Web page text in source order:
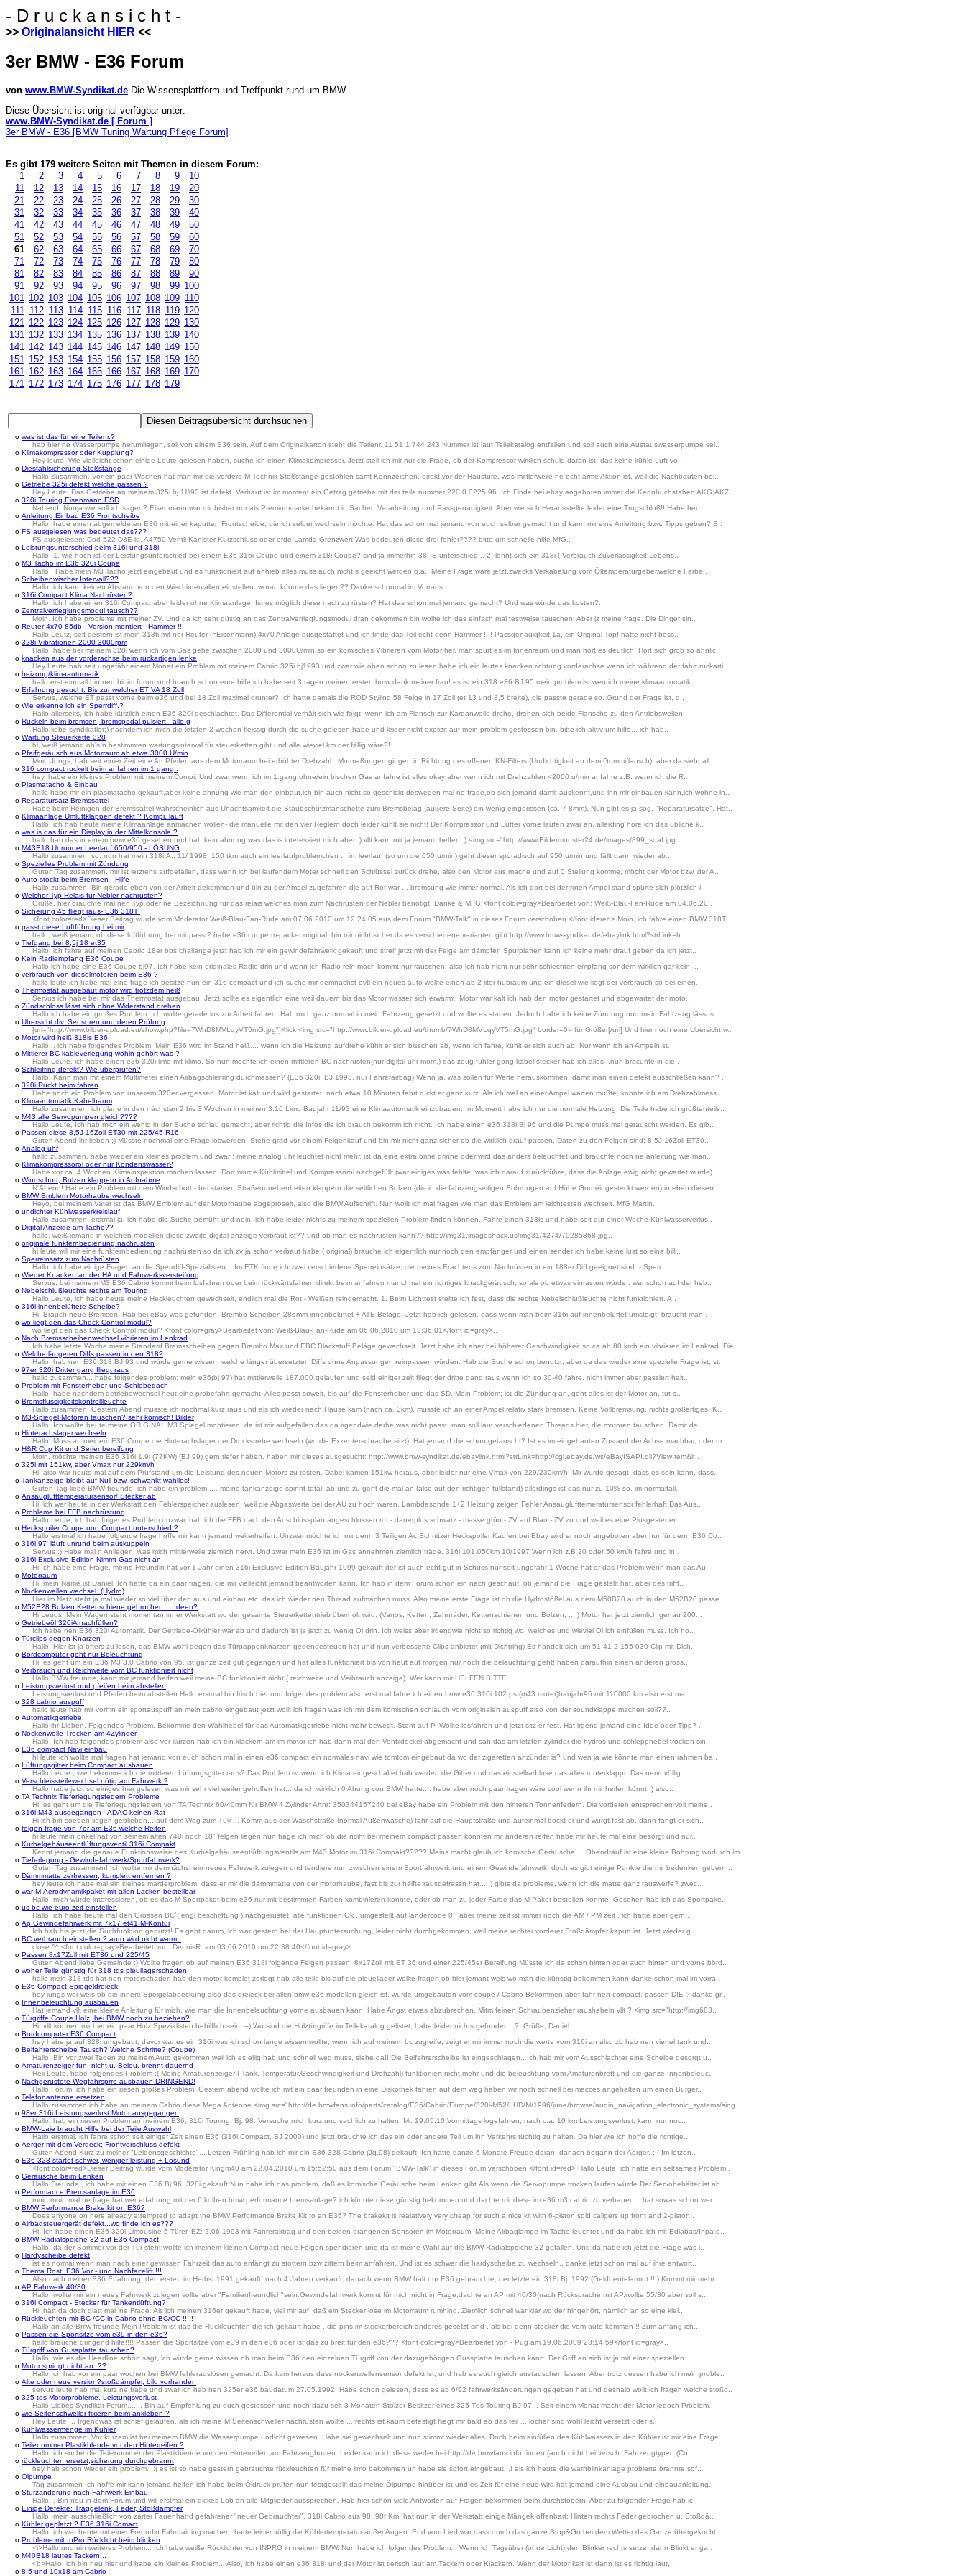
- D r u c k a n s i c h t -
>> Originalansicht HIER <<
3er BMW - E36 Forum
von www.BMW-Syndikat.de Die Wissensplattform und Treffpunkt rund um BMW
Diese Übersicht ist original verfügbar unter:
www.BMW-Syndikat.de [ Forum ]
3er BMW - E36 [BMW Tuning Wartung Pflege Forum]
==========================================================
Es gibt 179 weitere Seiten mit Themen in diesem Forum:
1
2 3 4 5 6 7 8 9
10
11
12 13 14 15 16 17 18 19
20
21
22 23 24 25 26 27 28 29
30
31
32 33 34 35 36 37 38 39
40
41
42 43 44 45 46 47 48 49
50
51
52 53 54 55 56 57 58 59
60
61
62 63 64 65 66 67 68 69
70
71
72 73 74 75 76 77 78 79
80
81
82 83 84 85 86 87 88 89
90
91
92 93 94 95 96 97 98 99 100
101 102 103 104 105 106 107 108 109 110
111 112 113 114 115 116 117 118 119 120
121 122 123 124 125 126 127 128 129 130
131 132 133 134 135 136 137 138 139 140
141 142 143 144 145 146 147 148 149 150
151 152 153 154 155 156 157 158 159 160
161 162 163 164 165 166 167 168 169 170
171 172 173 174 175 176 177 178 179
o was ist das für eine Teilenr.?
hab hier ne Wasserpumpe herumliegen, soll von einem E36 sein. Auf dem Originalkarton steht die Teilenr. 11 51 1 744 243 Nummer ist laut Teilekatalog entfallen und soll auch eine Austauswasserpumpe sei..
o Klimakompressor oder Kupplung?
Hey leute, Wie vielleicht schon einige Leute gelesen haben, suche ich einen Klimakompressor. Jetzt stell ich mir nur die Frage, ob der Kompressor wirklich schuld daran ist, das keine kühle Luft vo..
o Diestahlsicherung Stoßstange
Hallo Zusammen, Vor ein paar Wochen hat man mir die vordere M-Technik Stoßstange gestohlen samt Kennzeichen, direkt vor der Haustüre, was mittlerweile ne echt arme Aktion ist, weil die Nachbauten bei..
o Getriebe 325i defekt welche passen ?
Hey Leute, Das Getriebe an meinem 325i bj 11\93 ist defekt. Verbaut ist im moment ein Getrag getriebe mit der teile nummer 220,0,0225,96 .Ich Finde bei ebay angeboten immer die Kennbuchstaben AKG,AKZ..
o 320i Touring Eisenmann ESD
Nabend, Nunja wie soll ich sagen? Eisenmann war mir bisher nur als Premiummarke bekannt in Sachen Verarbeitung und Passgenauigkeit. Aber wie sich Herausstellte leider eine Trugschluß!! Habe heu..
o Anleitung Einbau E36 Frontscheibe
Hallo, habe einen abgemeldeten E36 mit einer kaputten Frontscheibe, die ich selber wechseln möchte. Hat das schon mal jemand von euch selber gemacht und kann mir eine Anleitung bzw. Tipps geben? E..
o FS ausgelesen was bedeutet das???
FS ausgelesen: Cod 522 D3E id. A4750 Ventil Kanister Kurzschluss oder erde Lamda Grenzwert Was bedeuten diese drei fehler???? bitte um schnelle hilfe MfG..
o Leistungsunterschied beim 316i und 318i
Hallo! 1. wie hoch ist der Leistungsunterschied bei einem E36 316i Coupe und einem 318i Coupe? sind ja immerhin 38PS unterschied... 2. lohnt sich ein 318i ( Verbrauch,Zuverlässigkeit,Lebens..
o M3 Tacho im E36 320i Coupe
Hallo!! Habe mein M3 Tacho jetzt eingebaut und es funktioniert auf anhieb alles,muss auch nicht´s geeicht werden o.ä.. Meine Frage wäre jetzt,zwecks Verkabelung vom Öltemperaturgeber,welche Farbe..
o Scheibenwischer Intervall???
Hallo, ich kann keinen Abstand von den Wischintervallen einstellen. woran könnte das liegen?? Danke schonmal im Vorraus.. ..
o 316i Compact Klima Nachrüsten?
Hallo, ich habe einen 316i Compact aber leider ohne Klimaanlage. Ist es möglich diese nach zu rüsten? Hat das schon mal jemand gemacht? Und was würde das kosten?..
o Zentralverrieglungsmodul tausch??
Moin. Ich habe probleme mit meiner ZV. Und da ich sehr güstig an das Zentralverrieglungsmodul dran gekommen bin wollte ich das einfach mal testweise tauschen. Aber jz meine frage. Die Dinger sin..
o Reuter 4x70 85db - Version montiert - Hammer !!!
Hallo Leutz, seit gestern ist mein 318ti mit ner Reuter (=Eisenmann) 4x70 Anlage ausgestattet und ich finde das Teil echt denn Hammer !!!! Passgenauigkeit 1a, ein Original Topf hätte nicht bess..
o 328i Vibrationen 2000-3000rpm
Hallo, habe bei meinem 328i wenn ich vom Gas gehe zwischen 2000 und 3000U/min so ein komisches Vibrieren vom Motor her, man spürt es im Innenraum und man hört es deutlich. Hört sich grob so ähnlic..
o knacken aus der vorderachse beim ruckartigen lenke
Hey Leute hab seit ungefähr einem Monat ein Problem mit meinem Cabrio 325i bj1993 und zwar wie oben schon zu lesen habe ich ein lautes knacken richtung vorderachse wenn ich während der fahrt ruckarti..
o heizung/klimaautomatik
hallo erst einmall bin neu hir im forum und brauch schon eure hilfe ich habe seit 3 tagen meinen ersten bmw dank meiner frau! es ist ein 318 e36 BJ 95 mein problem ist wen ich meine klimaautomatik..
o Erfahrung gesucht: Bis zur welcher ET VA 18 Zoll
Servus, welche ET passt vorne beim e36 und bei 18 Zoll maximal drunter? Ich hatte damals die ROD Styling 58 Felge in 17 Zoll (et 13 und 8,5 breite), die passte gerade so. Grund der Frage ist, d..
o Wie erkenne ich ein Sperrdiff.?
Hallo allerseits, ich habe kürzlich einen E36 320i geschlachtet. Das Differential verhält sich wie folgt: wenn ich am Flansch zur Kardanwelle drehe, drehen sich beide Flansche zu den Antriebswellen..
o Ruckeln beim bremsen, bremspedal pulsiert - alle g
Hallo liebe syndikatler:) nachdem ich mich die letzten 2 wochen fleissig durch die suche gelesen habe und leider nicht explizit auf mein problem gestossen bin, bitte ich aktiv um hilfe... ich hab..
o Wartung Steuerkette 328
hi, weiß jemand ob's n bestimmten wartungsinterval für steuerketten gibt und alle wieviel km der fällig wäre?!..
o Pfeifgeräusch aus Motorraum ab etwa 3000 U/min
Moin Jungs, hab seit einier Zeit eine Art Pfeifen aus dem Motorraum bei erhöhter Drehzahl...Mutmaßungen gingen in Richtung des offenen KN-Filters (Undichtigkeit an dem Gummiflansch), aber da sieht all..
o 316 compact ruckelt beim anfahren im 1 gang..
hey, habe ein kleines Problem mit meinem Compi. Und zwar wenn ich im 1.gang ohne/ein bischen Gas anfahre ist alles okay aber wenn ich mit Drehzahlen <2000 u/min anfahre z.B. wenn ich die R..
o Plasmatacho & Einbau
hallo habe mir ein plasmatacho gekauft,aber keine ahnung wie man den einbaut,ich bin auch nicht so geschickt,deswegen mal ne frage,ob sich jemand damit auskennt,und ihn mir einbauen kann,ich wohne in..
o Reparatursatz Bremssattel
Habe beim Reinigen der Bremssättel wahrscheinlich aus Unachtsamkeit die Staubschutzmanschette zum Bremsbelag (äußere Seite) ein wenig eingerissen (ca. 7-8mm). Nun gibt es ja sog. "Reparatursätze". Hat..
o Klimaanlage Umluftklappen defekt ? Kompr. läuft
Hallo, ich hab heute meine Klimaanlage anmachen wollen- die manuelle mit den vier Reglern doch leider kühlt sie nicht! Der Kompressor und Lüfter vorne laufen zwar an, allerding höre ich das übliche k..
o was is das für ein Display in der Mittelkonsole ?
hallo hab das in einem bmw e36 gesehen und hab kein ahnung was das is interessiert mich aber :) vllt kann mir ja jemand helfen :) <img src="http://www.Bildermonster24.de/images/899_sdaf.jpg..
o M43B18 Unrunder Leerlauf 650/950 - LÖSUNG
Hallo zusammen, so, nun hat mein 318i.A., 11/ 1998, 150 tkm auch ein leerlaufproblemchen ... im leerlauf (so um die 650 u/min) geht dieser sporadisch auf 950 u/min und fällt dann wieder ab..
o Spezielles Problem mit Zündung
Guten Tag zusammen, mir ist letztens aufgefallen, dass wenn ich bei laufendem Moter schnell den Schlüssel zurück drehe, also den Motor aus mache und auf 0 Stellung komme, möcht der Motor bzw. der A..
o Auto stockt beim Bremsen - Hilfe
Hallo zusammen! Bin gerade eben von der Arbeit gekommen und bin zu der Ampel zugefahren die auf Rot war ... bremsung wie immer normal. Als ich dort bei der roten Ampel stand spürte sich plötzlich i..
o Welcher Typ Relais für Nebler nachrüsten?
Grüße, hier bräuchte mal nen Typ oder ne Bezeichnung für das relais welches man zum Nachrüsten der Nebler benötigt. Danke & MFG <font color=gray>Bearbeitet von: Weiß-Blau-Fan-Rude am 04.06.20..
o Sicherung 45 fliegt raus- E36 318TI
<font color=red>Dieser Beitrag wurde vom Moderator Weiß-Blau-Fan-Rude am 07.06.2010 um 12:24:05 aus dem Forum "BMW-Talk" in dieses Forum verschoben.</font id=red> Moin, ich fahre einen BMW 318TI..
o passt diese Luftführung bei mir
hallo, weiß jemand ob diese luftführung bei mir passt? habe e36 coupe m-packet original, bin mir nicht sicher da es verschiedene varianten gibt http://www.bmw-syndikat.de/ebaylink.html?strLink=h..
o Tiefgang bei 8,5j 18 et35
Hallo, ich fahre auf meinen Cabrio 18er bbs challange jetzt hab ich mir ein gewindefahrwerk gekauft und streif jetzt mit der Felge am dämpfer! Spurplatten kann ich keine mehr drauf geben da ich jetzt..
o Kein Radiempfang E36 Coupe
Hallo ich habe eine E36 Coupe bj97. Ich habe kein originales Radio drin und wenn ich Radio rein mach kommt nur rauschen, also ich hab nicht nur sehr schlechten empfang sondern wirklich gar kein. ..
o verbrauch von dieselmotoren beim E36 ?
hallo leute ich habe mal eine frage ich besitze nun ein 316 compact und ich suche mir demnächst evtl ein neues auto wollte einen ab 2 liter hubraum und ein diesel wie liegt der verbrauch so bei einen..
o Thermostat ausgebaut motor wird trotzdem heiß
Servus ich habe bei mir das Thermostat ausgebau. Jetzt sollte es eigentlich eine weil dauern bis das Motor wasser sich erwärmt. Motor war kalt ich hab den motor gestartet und abgewartet der moto..
o Zündschloss lässt sich ohne Widerstand drehen
Hallo ich habe ein großes Problem. Ich wollte gerade los zur Arbeit fahren. Hab mich ganz normal in mein Fahrzeug gesetzt und wollte es starten. Jedoch habe ich keine Zündung und mein Fahrzeug lässt s..
o Übersicht div. Sensoren und deren Prüfung
[url="http://www.bilder-upload.eu/show.php?file=7WhD8MVLqyVT5mG.jpg"]Klick <img src="http://www.bilder-upload.eu/thumb/7WhD8MVLqyVT5mG.jpg" border=0> für Größer[/url] Und hier noch eine Übersicht w..
o Motor wird heiß 318is E36
Hallo... ich habe folgendes Problem: Mein E36 wird im Stand heiß.... wenn ich die Heizung aufdrehe kühlt er sich bisschen ab, wenn ich fahre, kühlt er sich auch ab. Nur wenn ich an Ampeln st..
o Mittlerer BC kableverlegung wohin gehört was ?
Hallo Leute, ich habe einen e36 320i limo mit klimo. So nun möchte ich einen mittleren BC nachrüsten(nur digital uhr mom.) das zeug fühler gong kabel stecker hab ich alles ..nun bräcuhte in die..
o Schleifring defekt? Wie überprüfen?
Hallo! Kann man mit einem Multimeter einen Airbagschleifring durchmessen? (E36 320i, BJ 1993, nur Fahrerairbag) Wenn ja, was sollen für Werte herauskommen, damit man einen defekt ausschließen kann? ..
o 320i Ruckt beim fahren
Habe noch ein Problem von unserem 320er vergessen. Motor ist kalt und wird gestartet, nach etwa 10 Minuten fahrt ruckt er ganz kurz. Als ich mal an einer Ampel warten mußte, konnte ich am Drehzahlmess..
o Klimaautomatik Kabelbaum
Hallo zusammen, ich plane in den nächsten 2 bis 3 Wochen in meinen 3.16 Limo Baujahr 11/93 eine Klimaautomatik einzubauen. Im Moment habe ich nur die normale Heizung. Die Teile habe ich größtenteils..
o M43 alle Servopumpen gleich????
Hallo Leute, Ich hab mich ein wenig in der Suche schlau gemacht, aber richtig die Infos die ich brauch bekomm ich nicht. Ich habe einen e36 318i Bj 96 und die Pumpe muss mal getauscht werden. Es gib..
o Passen diese 8,5J 16Zoll ET30 mit 225/45 R16
Guten Abend ihr lieben ;) Müsste nochmal eine Frage loswerden. Stehe grad vor einem Felgenkauf und bin mir nicht ganz sicher ob die wirklich drauf passen. Daten zu den Felgen sind: 8,5J 16Zoll ET30..
o Analog uhr
hallo zusammen, habe wieder ein kleines problem und zwar : meine analog uhr leuchtet nicht mehr. ist da eine extra brine drinne oder wird das anders beleuchtet und bräuchte noch ne anleitung wie man..
o Klimakompressoröl oder nur Kondenswasser?
Hatte vor ca. 4 Wochen Klimainspektion machen lassen. Dort wurde Kühlmittel und Kompressoröl nachgefüllt (war einiges was fehlte, was ich darauf zurückführe, dass die Anlage ewig nicht gewartet wurde)..
o Windschott, Bolzen klappern in Aufnahme
N'Abend! Habe ein Problem mit dem Windschott - bei starken Straßenunebenheiten klappern die seitlichen Bolzen (die in die fahrzeugseitigen Bohrungen auf Höhe Gurt eingesteckt werden) in eben diesen..
o BMW Emblem Motorhaube wechseln
Heyo, bei meinem Vater ist das BMW Emblem auf der Motorhaube abgepröselt, also die BMW Aufschrift. Nun wollt ich mal fragen wie man das Emblem am leichtesten wechselt. MfG Martin..
o undichter Kühlwasserkreislauf
Hallo zusammen, erstmal ja, ich habe die Suche bemüht und nein, ich habe leider nichts zu meinem speziellen Problem finden können. Fahre einen 318is und habe seit gut einer Woche Kühlwasserverlus..
o Digital Anzeige am Tacho??
hallo, weiß jemand in welchen modellen diese zweite digital anzeige verbraut ist?? und ob man es nachrüsten kann?? http://img31.imageshack.us/img31/4274/70285368.jpg..
o originale funkfernbedienung nachrüsten
hi leute will mir eine funkfernbedienung nachrüsten so da ich zv ja schon verbaut habe ( original) brauche ich eigentlich nur noch den empfänger und einen sender ich habe keine lust so eine billi..
o Sperreinsatz zum Nachrüsten
Hallo, ich habe einige Fragen an die Sperrdiff-Spezialisten... Im ETK finde ich zwei verschiedene Sperreinsätze, die meines Erachtens zum Nachrüsten in ein 188er Diff geeignet sind: - Sperr..
o Wieder Knacken an der HA und Fahrwerksversteifung
Servus, bei meinem M3 E36 Cabrio kommt beim losfahren oder beim rückwärtsfahren direkt beim anfahren manchmal ein richtiges knackgeräusch, so als ob etwas einrasten würde.. war schon auf der heb..
o Nebelschlußleuchte rechts am Touring
Hallo Leute, ich habe heute meine Heckleuchten gewechselt, endlich mal die Rot - Weißen reingemacht. 1. Beim Lichttest stellte ich fest, dass die rechte Nebelschlußleuchte nicht funktioniert. A..
o 316i innenbelüftete Scheibe?
Hi. Brauch neue Bremsen. Hab bei eBay was gefunden. Brembo Scheiben 286mm innenbelüftet + ATE Beläge. Jetzt hab ich gelesen, dass wenn man beim 316i auf innenbelüftet umsteigt, braucht man..
o wo liegt den das Check Control modul?
wo liegt den das Check Control modul? <font color=gray>Bearbeitet von: Weiß-Blau-Fan-Rude am 06.06.2010 um 13:36:01</font id=gray>..
o Nach Bremsscheibenwechsel vibrieren im Lenkrad
Ich habe letzte Woche meine Standard Bremsscheiben gegen Brembo Max und EBC Blackstuff Beläge gewechselt. Jetzt habe ich aber bei höherer Geschwindigkeit so ca ab 80 kmh ein vibrieren im Lenkrad. Die..
o Welche längeren Diffs passen in den 318?
Hallo, hab nen E36 318 BJ 93 und würde gerne wissen, welche länger übersetzten Diffs ohne Anpassungen reinpassen würden. Hab die Suche schon benutzt, aber da das wieder eine spezielle Frage ist, st..
o 97er 320i Dritter gang fliegt raus
hallo zusammen... habe folgendes problem: mein e36(bj 97) hat mittlerweile 187.000 gelaufen und seid einiger zeit fliegt der dritte gang raus wenn ich so 30-40 fahre. nicht immer aber passiert halt..
o Problem mit Fensterheber und Schiebedach
Hallo, habe nachdem getriebewechsel heut eine probefahrt gemacht. Alles passt soweit, bis auf die Fensterheber und das SD. Mein Problem: ist die Zündung an, geht alles ist der Motor an, tut s..
o Bremsflüssigkeitskontrollleuchte
Hallo zusammen. Gestern Abend musste ich nochmal kurz raus und als ich wieder nach Hause kam (nach ca. 3km), musste ich an einer Ampel relativ stark bremsen. Keine Vollbremsung, nichts großartiges. K..
o M3-Spiegel Motoren tauschen? sehr komisch! Bilder
Hallo! Ich wollte heute meine ORIGINAL M3 Spiegel montieren, da ist mir aufgefallen das da irgendwie derbe was nicht passt. man soll laut verschiedenen Threads hier, die motoren tauschen. Damit de..
o Hinterachslager wechseln
Hallo! Muss an meinem E36 Coupe die Hinterachslager der Druckstrebe wechseln (wo die Exzenterschraube sitzt)! Hat jemand die schon getauscht? Ist es im eingebauten Zustand der Achse machbar, oder m..
o H&R Cup Kit und Serienbereifung
Moin, möchte meinen E36 316i 1.9l (77KW) (BJ 99) gern tiefer haben. haben mir dieses ausgesucht: http://www.bmw-syndikat.de/ebaylink.html?strLink=http://cgi.ebay.de/ws/eBayISAPI.dll?ViewItem&it..
o 325i mit 151kw, aber Vmax nur 229km/h
Hi, also war heute mal auf dem Prüfstand um die Leistung des neuen Motors zu testen. Dabei kamen 151kw heraus, aber leider nur eine Vmax von 229/230km/h. Mir wurde gesagt, dass es sein kann, dass..
o Tankanzeige bleibt auf Null bzw. schwankt wahllos!
Guten Tag liebe BMW freunde, ich habe ein problem..... meine tankanzeige spinnt total. ab und zu geht die mal an (also auf den richtigen füllstand) allerdings ist das nur zu 10% so. im normalfall..
o Ansauglufttemperatursensor/ Stecker ab
Hi, ich war heute in der Werkstatt den Fehlerspeicher auslesen, weil die Abgaswerte bei der AU zu hoch waren. Lambdasonde 1+2 Heizung zeigen Fehler Ansauglufttemeratursensor fehlerhaft Das Aus..
o Probleme bei FFB nachrüstung
Hallo Leute, ich hab folgenes Problem unzwar, hab ich die FFB nach den Anschlussplan angeschlossen rot - dauerplus schwarz - masse grün - ZV auf Blau - ZV zu und weil es eine Plusgesteuer..
o Heckspoiler Coupe und Compact unterschied ?
Hallo erstmal ich habe folgende frage hoffe mir kann jemand weiterhelfen. Unzwar möchte ich mir denn 3 Teiligen Ac Schnitzer Heckspoiler Kaufen bei Ebay wird er noch angeboten aber nur für denn E36 Co..
o 316i 97' läuft unrund beim auskuppeln
Servus :) Habe mal n Anliegen, was mich mittlerweile ziemlich nervt. Und zwar mein E36 ist im Gas annehmen ziemlich träge. 316i 101.050km 10/1997 Wenn ich z.B 20 oder 50 km/h fahre und in..
o 316i Exclusive Edition Nimmt Gas nicht an
Hi Ich habe eine Frage, meine Freundin hat vor 1 Jahr einen 316i Exclusive Edition Baujahr 1999 gekauft der ist auch echt gut in Schuss nur seit ungefähr 1 Woche hat er das Problem wenn man das Au..
o Motorraum
Hi, mein Name ist Daniel. Ich hätte da ein paar fragen, die mir vielleicht jemand beantworten kann. Ich hab in dem Forum schon ein nach geschaut, ob jemand die Frage gestellt hat, aber des trifft..
o Nockenwellen wechsel. (Hydro)
Hier im Netz steht ja mal wieder so viel über den aus und einbau etc. das ich wieder nen Thread aufmachen muss. Also meine erste Frage ist ob die Hydrostößel aus dem M50B20 auch in den M52B20 passe..
o M52B28 Bolzen Kettenschiene gebrochen ... Ideen?
Hi Leuds! Mein Wagen steht momentan inner Werkstatt wo der gesamte Steuerkettentrieb überholt wird. (Vanos, Ketten, Zahnräder, Kettenschienen und Bolzen, ... ) Motor hat jetzt ziemlich genau 200...
o Getriebeöl 320iA nachfüllen?
Ich habe nen E36 320i Automatik. Der Getriebe-Ölkühler war ab und dadurch ist ja jetzt zu wenig Öl drin. Ich weiss aber irgendwie nicht so richtig wo, welches und wieviel Öl ich einfüllen muss. Ich ho..
o Türclips gegen Knarzen
Hallo, Hier ist ja öfters zu lesen, das BMW wohl gegen das Türpappenknarzen gegengesteuert hat und nun verbesserte Clips anbietet (mit Dichtring) Es handelt sich um 51 41 2 155 030 Clip mit Dich..
o Bordcomputer geht nur Beleuchtung
Hi, es geht um ein E36 M3 3,0 Cabrio von 95. ist ganze zeit gut gegangen und hat alles funktioniert bis von heut auf morgen nur noch die beleuchtung geht! haben daraufhin einen anderen gross..
o Verbrauch und Reichweite vom BC funktioniert nicht
Hallo BMW freunde, kann mir jemand helfen weil meine BC funktioniert nicht ( reichweite und Verbrauch anzeige). Wer kann mir HELFEN BITTE...
o Leistungsverlust und pfeifen beim abstellen
Leistungsverlust und Pfeifen beim abstellen Hallo erstmal bin frisch hier und folgendes problem also erst mal fahre ich einen bmw e36 316i 102 ps (m43 moter)baujahr96 mit 110000 km also erst ma..
o 328 cabrio auspuff
hallo leute hab mir vorhin ein sportauspuff an mein cabrio eingebaut jetzt wollt ich fragen was ich mit dem komischen schlauch vom originalen auspuff also von der soundklappe machen soll??..
o Automatikgetriebe
Hallo ihr Lieben. Folgendes Problem. Bekomme den Wahlhebel für das Automatikgetriebe nicht mehr bewegt. Steht auf P. Wollte losfahren und jetzt sitz er fest. Hat irgend jemand eine Idee oder Tipp? ..
o Nockenwelle Trocken am 4Zylinder
Hallo, Ich hab folgendes problem also vor kurzen hab ich ein klackern am im motor ich hab dann mal den Ventildeckel abgemacht und sah das am letzten zylinder die hydros und schlepphebel trocken sin..
o E36 compact Navi einbau
hi leute ich wollte mal fragen hat jemand von euch schon mal in einen e36 compact ein normales navi wie tomtom eingebaut da wo der zigaretten anzünder is? und wen ja wie könnte man einen rahmen ba..
o Lüftungsgitter beim Compact ausbauen
Hallo Leute , wie bekomme ich die mittleren Lüftungsgitter raus? Das Problem ist wenn ich Klima eingeschaltet hab werden die Gitter und das einstellrad lose das alles runterklappt. Das nervt völlig...
o Verschleissteilewechsel nötig am Fahrwerk ?
Hallo habe jetzt so einiges hier gelesen was mir sehr viel weiter geholfen hat... da ich wirklich 0 Ahung von BMW hatte.... habe aber noch paar fragen wäre cool wenn ihr mir helfen könnt ;) also..
o TA Technix Tieferlegungsfedern Probleme
Hi, es geht um die Tieferlegungsfedern von TA Technix 60/40mm für BMW 4 Zylinder Artnr: 350344157240 bei eBay habe ein Problem mit den hinteren Tonnenfedern. Die vorderen entsprechen voll meine..
o 316i M43 ausgegangen - ADAC keinen Rat
Hi ich bin soeben liegen geblieben... auf dem Weg zum Tüv ... Komm aus der Waschstraße (normal Außenwäsche) fahr auf die Hauptstraße und aufeinmal bockt er und würgt fast ab, dann fängt er sich..
o felgen frage von 7er am E36 welche Reifen
hi leute mein onkel hat von seinem alten 740i noch 18" felgen liegen nun frage ich mich ob die nciht bei meinem compact passen könnten mit anderen reifen habe mir heute mal eine besorgt und nur..
o Kurbelgehäuseentlüftungsventil 316i Compakt
Kennt jemand die genaue Funktionsweise des Kurbelgehäuseentlüftungsventils am M43 Motor im 316i Compakt????? Meins macht glaub ich komische Geräusche.... Obendrauf ist eine kleine Bohrung wodurch im..
o Tieferlegung - Gewindefahrwerk/Sportfahrwerk?
Guten Tag zusammen! Ich wollte mir demnächst ein neues Fahrwerk zulegen und tendiere nun zwischen einem Sportfahrwerk und einem Gewindefahrwerk, doch es gibt einige Punkte die mir bedenken geben: ..
o Dämmmatte zerfressen, komplett entfernen ?
hey leute ich hatte mal ein kleines marderproblem, dass er mir die dämmmatte von der motorhaube, fast bis zur hälfte rausgefressn hat... :) gibts da probleme, wenn ich die matte ganz rauswerfe? zwec..
o war M-Aerodynamikpaket mit allen Lacken bestellbar
Hallo, mich würde interessieren, ob es das M-Sportpaket beim e36 nur mit bestimmten Farben kombinieren konnte, oder ob man zu jeder Farbe das M-Paket bestellen konnte. Gesehen hab ich das Sportpake..
o us bc wie euro zeit einstellen
Hallo, ich habe heute mal den Grossen BC`( engl beschriftung ) nachgerüstet, alle funktionen Ok , umgestellt auf ländercode 0 , aber meine zeit ist immer noch die AM / PM zeit , ich hätte aber gern..
o Ap Gewindefahrwerk mit 7x17 et41 M-Kontur
Ich hab bis jetzt die Suchfunktion genutzt! Es geht darum, ich war gestern bei der Hauptuntersuchung, leider nicht durchgekommen, weil meine rechter vorderer Stoßdämpfer kaputt ist. Jetzt wieder g..
o BC verbrauch einstellen ? auto wird nicht warm !
close ^^ <font color=gray>Bearbeitet von: DennisR. am 03.06.2010 um 22:38:40</font id=gray>..
o Passen 8x17Zoll mit ET36 und 225/45
Guten Abend liebe Gemeinde :) Wollte fragen ob auf meinen E36 318i folgende Felgen passen: 8x17Zoll mit ET 36 und einer 225/45er Bereifung Müsste ich da schon hinten oder auch hinten und vorne börd..
o woher Teile günstig für 318 tds pleullagerschaden
hallo mein 318 tds hat nen motorschaden hab den motor komplet zerlegt hab alle teile bis auf die pleuellager wollte fragen ob hier jemant weis wo man die künstig bekommen kann danke schon mal im vorra..
o E36 Compact Spiegeldreieck
hey jungs wer weis ob die innere Speigelabdeckung also des dreieck bei allen bmw e36 modellen gleich ist, würde umgebauten vom coupe / Cabrio Bekommen aber fahr nen compact, passen DIE ? danke gr..
o Innenbeleuchtung ausbauen
Hat jemand vllt eine kleine Anleitung für mich, wie man die Innenbeleuchtung vorne ausbauen kann. Habe Angst etwas abzubrechen. Mitm feinen Schraubenzieher raushebeln vllt ? <img src="http://img683..
o Türgriffe Coupe Holz, bei BMW noch zu beziehen?
Hi, vllt können mir hier ein paar Holz Spezialisten behilflich sein! =) Wo sind die Holztürgriffe im Teilekatalog gelistet, habe leider nichts gefunden.. ?! Grüße, Daniel..
o Bordcomputer E36 Compact
hey habe ja auf 328i umgebaut, davor war es ein 316i was ich schon lange wissen wollte, wenn ich auf meinem bc zugreife, zeigt er mir immer noch die werte vom 316i an also zb hab nen viertel tank und..
o Beifahrerscheibe Tausch? Welche Schritte? (Coupe)
Hallo! Bin vor zwei Tagen zu meinem Auto gekommen weil ich es eilig hab und schnell weg muss, siehe da!! Die Beifahrerscheibe ist eingeschlagen.. Ich hab mir vom Ausschlachter eine Scheibe gesorgt u..
o Amaturenzeiger fun. nicht u. Beleu. brennt dauernd
Heii Leute, habe folgendes Problem :( Meine Amaturenzeiger ( Tank, Temperatur,Geschwindigkeit und Drehzahl) funktioniert nicht mehr und die beleuchtung vom Amaturenbrett und die ganze Innenbeleuc..
o Nachgerüstete Wegfahrsprre ausbauen DRINGEND!
Hallo Forum, ich habe ein riesen großes Problem! Gestern abend wollte ich mit ein paar freunden in eine Diskothek fahren auf dem weg haben wir noch schnell bei mecces angehalten um einen Burger..
o Telefonantenne ersetzen
Hallo zusammen ich habe an meinem Cabrio diese Mega Antenne <img src="http://de.bmwfans.info/parts/catalog/E36/Cabrio/Europe/320i-M52/LHD/M/1996/june/browse/audio_navigation_electronic_systems/sing..
o 98er 316i Leistungsverlust Motor ausgegangen
Hallo, hab ein riesen Problem an meinem E36, 316i Touring, Bj. 98. Versuche mich kurz und sachlich zu halten. Mi. 19.05.10 Vormittags logefahren, nach c.a. 10 km Leistungsverlust, kann nur noc..
o BMW-Laie braucht Hilfe bei der Teile Auswahl
Hallo erstmal, ich fahre schon seit einiger Zeit einen E36 (316i Compact, BJ 2000) und jetzt bräuchte ich das ein oder andere Teil um ihn Verkehrs tüchtig zu halten. Da hier wie ich hoffe die richtige..
o Aerger mit dem Verdeck: Frontverschluss defekt
Guten Abend Kurz zu meiner "Leidensgeschichte"... Letzen Frühling hab ich mir ein E36 328 Cabrio (Jg.98) gekauft. Ich hatte ganze 6 Monate Freude daran, danach begann der Aerger. :-( Im letzen..
o E36 328 startet schwer, weniger leistung + Lösund
<font color=red>Dieser Beitrag wurde vom Moderator Kingm40 am 22.04.2010 um 15:52:50 aus dem Forum "BMW-Talk" in dieses Forum verschoben.</font id=red> Hallo Leute, ich hatte ein seltsames Problem..
o Geräusche beim Lenken
Hallo Freunde , ich habe mir einen E36 Bj 96, 328i gekauft.Nun habe ich das problem, daß es komische Geräusche beim Lenken gibt.Als wenn die Servopumpe trocken laufen würde.Der Servobehälter ist ab..
o Performance Bremsanlage im E36
moin moin mal ne frage hat wer erfahrung mit der 6 kolben bmw performance bremsanlage? ich könnte diese günstig bekommen und dachte mir diese im e36 m3 cabrio zu verbauen... hat sowas schon wer..
o BMW Performance Brake kit on E36?
Does anyone on here already attempted to adapt the BMW Performance Brake Kit to an E36? The brakekit is realatively very cheap for such a nice kit with 6-piston sold calipers up front and 2-piston..
o Airbagsteuergerät defekt...wo finde ich es???
Hi! Ich habe einen E36 320i Limousine 5 Türer, EZ: 2.06.1993 mit Fahrerairbag und den beiden orangenen Sensoren im Motorraum. Meine Airbaglampe im Tacho leuchtet und da habe ich mit Ediabas/Inpa p..
o BMW Radialspeiche 32 auf E36 Compact
Hallo, da der Sommer vor der Tür steht wollte ich meinem kleinen Compact neue Felgen spendieren und da ist meine Wahl auf die BMW Radialspeiche 32 gefallen. Und da habe ich jetzt die Frage was i..
o Hardyscheibe defekt
ist es normal wenn man nach einer gewissen Fahrzeit das auto anfängt zu stottern bzw zittern beim anfahren. Und ist es schwer die hardyscheibe zu wechseln.. danke jetzt schon mal auf ihre antwort..
o Thema Rost: E36 Vor - und Nachfacelift !!!
Also nach meiner E36 Erfahrung, den ersten im Herbst 1991 gekauft, nach 4 Jahren verkauft, danach wenn BMW halt nur E36 gebrauchte, der letzte ein 318i Bj. 1992 (Geldbeutelarmut !!!) Kommt mir mehr..
o AP Fahrwerk 40/30
Hallo, wollte mir ein neues Fahrwerk zulegen sollte aber "Familienfreundlich"sein.Gewindefahrwerk kommt für mich nicht in Frage,dachte an AP mit 40/30(nach Rücksprache mit AP,wollte 55/30 aber soll s..
o 316i Compact - Stecker für Tankentlüftung?
Hi, hätt da doch glatt mal 'ne Frage. Als ich meinen 316er gekauft habe, viel mir auf, daß ein Stecker lose im Motorraum rumhing. Ziemlich schnell war klar wo der hingehört, nämlich an so eine klei..
o Rückleuchten mit BC /CC in Cabrio ohne BC/CC !!!!!
Hallo an alle Bmw freunde Mein Problem ist das die Rückleuchten die ich gekauft habe , die pins im steckerbereich anderes gesetzt sind , als bei denn stecker die vom auto kommen !! Zum anfang ich..
o Passen die Sportsitze vom e39 in den e36?
hallo brauche dringend hilfe!!!! Passen die Sportsitze vom e39 in den e36 oder ist das zu breit für den e36??? <font color=gray>Bearbeitet von - Pug am 19.06.2009 23:14:59</font id=gray>..
o Türgriff von Gussplatte tauschen?
Hallo, wie es die Headline schon sagt, ich würde gerne wissen ob man beim E36 den einzelnen Türgriff von der dazugehörigen Gussplatte tauschen kann. Der Griff an sich ist ja mit einer speziellen..
o Motor springt nicht an..??
Hallo Ich hab vor ein paar wochen bei BMW fehlerauslösen gemacht. Da kam heraus dass nockenwellensensor defekt ist, und hab es auch gleich austauschen lassen. Aber trotz dessen habe ich mein proble..
o Alte oder neue version?stoßdämpfer, bild vorhanden
servus leute hab mal kurz ne frage und zwar ich hab nen 325er e36 baudatum 27.05.1992. Habe schon gelesen, dass es ab 6/92 fahrwerksänderungen gegeben hat und deshalb wollt ich fragen welche stoßd..
o 325 tds Motorprobleme. Leistungsverlust
Hallo Liebes Syndikat Forum....... Bin auf Empfehlung zu euch gestossen und noch dazu seit 3 Monaten Stolzer Besitzer eines 325 Tds Touring BJ 97... Seit einem Monat macht der Motor jedoch Problem..
o wie Seitenschweller fixieren beim ankleben ?
Hey Leute ... Irgendwas ist schief gelaufen, als ich meine M Seitenschweller nachrüsten wollte ... rechts ist kaum befestigt fliegt mir bald ab das teil ... löcher sind wohl leicht versetzt oder s..
o Kühlwassermenge im Kühler
Hallo zusammen. Vor kurzem ist bei meinem BMW die Wasserpumpe undicht gewesen. Habe sie gewechselt und nun stimmt wieder alles. Doch beim einfüllen des Kühlwassers in den Kühler ist mir eine Frage..
o Teilenummer Plastikblende vor den Hinterreifen ?
Hallo, ich suche die Teilenummer der Plastikblende vor den Hinterreifen am Fahrzeugboden. Leider kann ich diese weder bei http://de.bmwfans.info finden (auch nicht bei versch. Fahrzeugtypen (Co..
o rückleuchten ersetzt,sicherung durchgebrannt
hey hab schon wieder ein problem...:( es ist so habe gestern gebrauchte rückleuchten für meine limo bekommen un habe sie sofort eingebaut...! als ich heute die warnblinkanlage probierte brannte sof..
o Ölpumpe
Tag zusammen Ich hoffe mir kann jemand helfen ich habe beim Öldruck prüfen nun festgestellt das meine Ölpumpe hinüber ist und es Zeit für eine neue wird hat jemand eine Ausbau und einbauanleitung..
o Sturzänderung nach Fahrwerk Einbau
Hallo... Bin neu in dem Forum und will erstmal ein dickes Lob an alle Mitglieder aussprechen. Hab hier schon viele Antworten auf Fragen bekommen beim durchstöbern. Aber zu folgender Frage hab ic..
o Einige Defekte: Traggelenk, Feder, Stoßdämpfer
Hallo, mein ausschließlich von zarter Fauenhand gefahrener "neuer Gebrauchter", 318i Cabrio aus 98, 98t Km, hat nun in der Werkstatt einige Mängek offenbart: Hinten rechts Feder gebrochen u. Stoßdä..
o Kühler geplatzt ? E36 316i Comact
Hallo, ich war heute mit einer Freundin Fahrtraining machen, hatte leider völlig die Kühlertemperatur außer Augen. End vom Lied war dass durch das ganze Stop&Go bei dem Wetter das Ganze übergekocht..
o Probleme mit InPro Rücklicht beim blinken
<i>Hallo und ein weiteres Problem... Ich habe weiße Rücklichter von INPRO in meinem BMW. Nun habe ich folgendes Problem... Wenn ich Tagsüber (ohne Licht) den Blinker rechts setze, dann Blinkt er ga..
o M40B18 lautes Tackern...
<b>Hallo, ich bin neu hier und habe ein kleines Problem... Also, ich habe einen e36 318i und der Motor ist tierisch laut am Tackern oder Klackern. Wenn der Motor kalt ist dann ist es richtig laut,..
o 8,5 und 10x18 am Cabrio